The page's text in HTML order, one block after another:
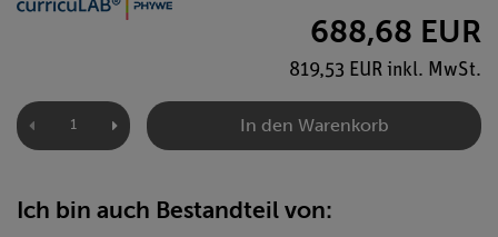
688,68 EUR
819,53 EUR inkl. MwSt.
In den Warenkorb
Ich bin auch Bestandteil von: